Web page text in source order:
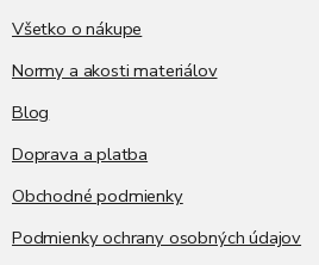
Všetko o nákupe
Normy a akosti materiálov
Blog
Doprava a platba
Obchodné podmienky
Podmienky ochrany osobných údajov